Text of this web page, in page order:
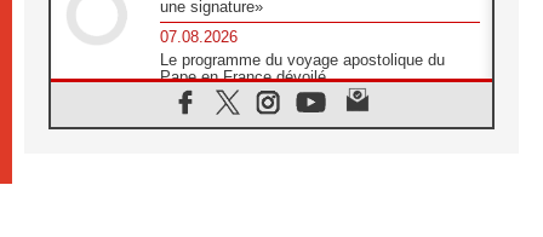
une signature»
07.08.2026
Le programme du voyage apostolique du
Pape en France dévoilé
07.08.2026
1ère Conférence continentale sur l'éducation